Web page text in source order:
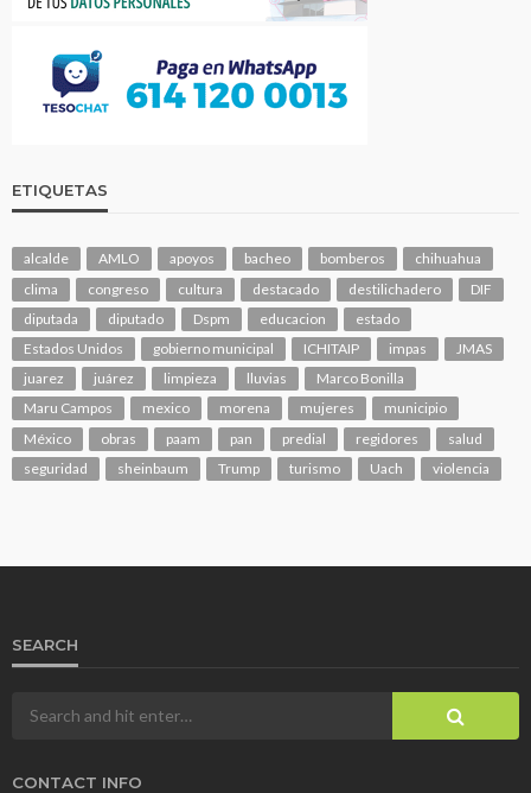
ETIQUETAS
alcalde AMLO apoyos bacheo bomberos
chihuahua
clima
congreso cultura destacado destilichadero
DIF
diputada
diputado Dspm educacion
estado
Estados Unidos
gobierno municipal ICHITAIP impas
JMAS
juarez
juárez limpieza lluvias
Marco Bonilla
Maru Campos
mexico morena mujeres
municipio
México
obras paam pan predial regidores
salud
seguridad
sheinbaum Trump turismo Uach violencia
SEARCH
CONTACT INFO